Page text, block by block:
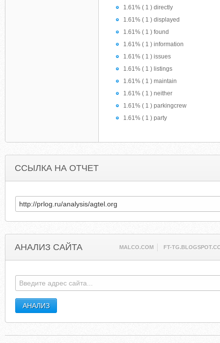
1.61% ( 1 ) directly
1.61% ( 1 ) displayed
1.61% ( 1 ) found
1.61% ( 1 ) information
1.61% ( 1 ) issues
1.61% ( 1 ) listings
1.61% ( 1 ) maintain
1.61% ( 1 ) neither
1.61% ( 1 ) parkingcrew
1.61% ( 1 ) party
ССЫЛКА НА ОТЧЕТ
АНАЛИЗ САЙТА MALCO.COM FT-